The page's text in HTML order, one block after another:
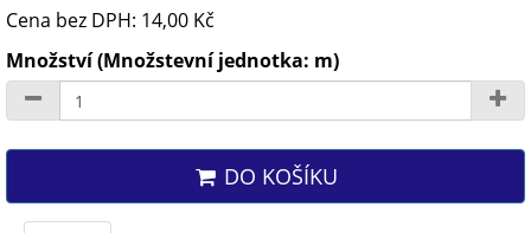
Cena bez DPH: 14,00 Kč
Množství (Množstevní jednotka: m)
DO KOŠÍKU